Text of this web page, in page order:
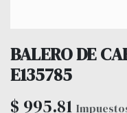
BALERO DE
E135785
$ 995.81